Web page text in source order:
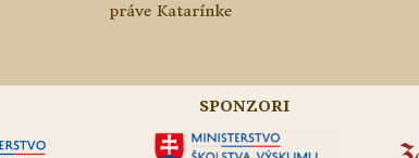
práve Katarínke
SPONZORI